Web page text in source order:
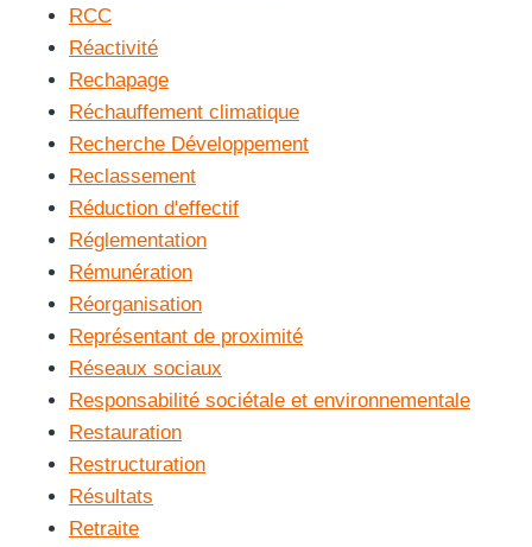
RCC
Réactivité
Rechapage
Réchauffement climatique
Recherche Développement
Reclassement
Réduction d'effectif
Réglementation
Rémunération
Réorganisation
Représentant de proximité
Réseaux sociaux
Responsabilité sociétale et environnementale
Restauration
Restructuration
Résultats
Retraite